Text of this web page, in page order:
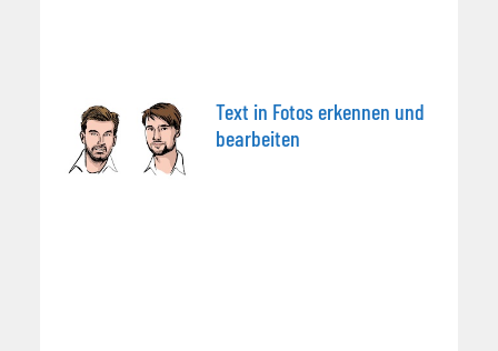
Text in Fotos erkennen und
bearbeiten